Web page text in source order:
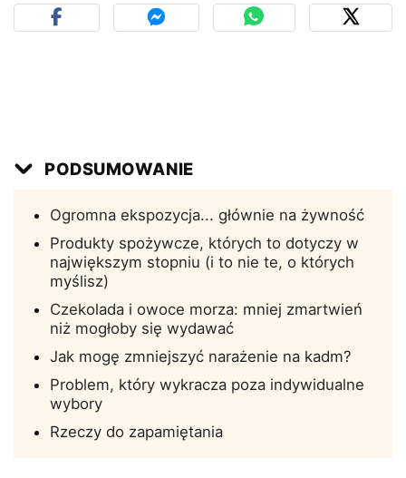
PODSUMOWANIE
Ogromna ekspozycja... głównie na żywność
Produkty spożywcze, których to dotyczy w
największym stopniu (i to nie te, o których
myślisz)
Czekolada i owoce morza: mniej zmartwień
niż mogłoby się wydawać
Jak mogę zmniejszyć narażenie na kadm?
Problem, który wykracza poza indywidualne
wybory
Rzeczy do zapamiętania